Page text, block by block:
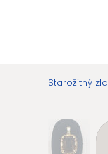
Starožitný